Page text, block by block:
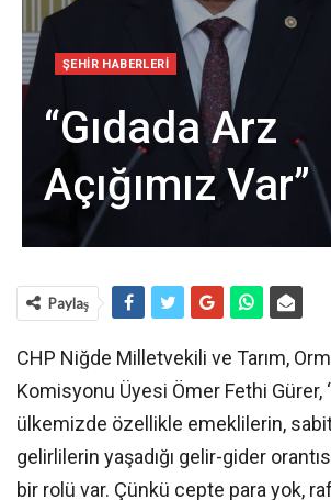
ŞEHIR HABERLERI
“Gıdada Arz
Açığımız Var”
Paylaş
CHP Niğde Milletvekili ve Tarım,
Komisyonu Üyesi Ömer Fethi Gürer,
ülkemizde özellikle emeklilerin,
gelirlilerin yaşadığı gelir-gider
bir rolü var. Çünkü cepte para yok,